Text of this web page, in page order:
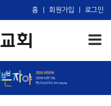
홈 회원가입 로그인